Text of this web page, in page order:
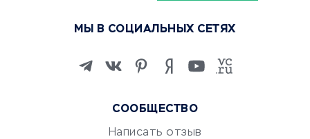
Изучение иностранных
Маркетинг и продажи
Репетиторство
СООБЩЕСТВО
Написать отзыв
МЫ В СОЦИАЛЬНЫХ СЕТЯХ